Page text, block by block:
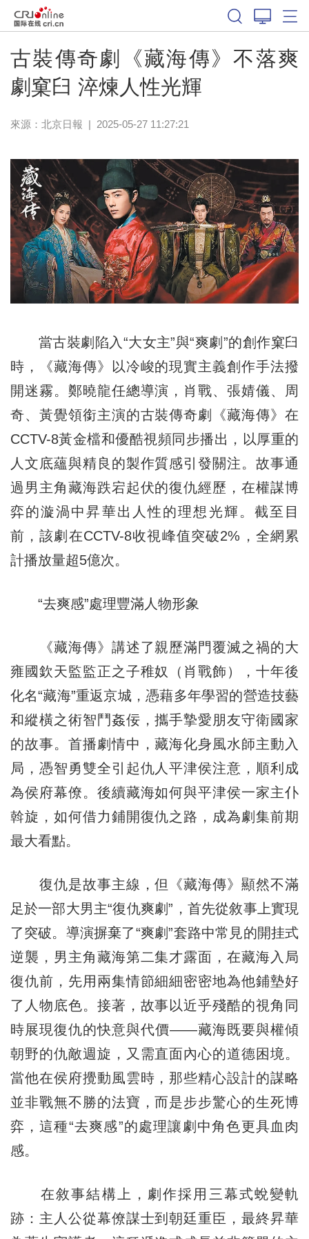
古裝傳奇劇《藏海傳》不落爽
劇窠臼 淬煉人性光輝
來源： 北京日報 | 2025-05-27 11:27:21
當古裝劇陷入“大女主”與“爽劇”的創作窠臼
時，《藏海傳》以冷峻的現實主義創作手法撥
開迷霧。鄭曉龍任總導演，肖戰、張婧儀、周
奇、黃覺領銜主演的古裝傳奇劇《藏海傳》在
CCTV-8黃金檔和優酷視頻同步播出，以厚重的
人文底蘊與精良的製作質感引發關注。故事通
過男主角藏海跌宕起伏的復仇經歷，在權謀博
弈的漩渦中昇華出人性的理想光輝。截至目
前，該劇在CCTV-8收視峰值突破2%，全網累
計播放量超5億次。
“去爽感”處理豐滿人物形象
《藏海傳》講述了親歷滿門覆滅之禍的大
雍國欽天監監正之子稚奴（肖戰飾），十年後
化名“藏海”重返京城，憑藉多年學習的營造技藝
和縱橫之術智鬥姦佞，攜手摯愛朋友守衛國家
的故事。首播劇情中，藏海化身風水師主動入
局，憑智勇雙全引起仇人平津侯注意，順利成
為侯府幕僚。後續藏海如何與平津侯一家主仆
斡旋，如何借力鋪開復仇之路，成為劇集前期
最大看點。
復仇是故事主線，但《藏海傳》顯然不滿
足於一部大男主“復仇爽劇”，首先從敘事上實現
了突破。導演摒棄了“爽劇”套路中常見的開挂式
逆襲，男主角藏海第二集才露面，在藏海入局
復仇前，先用兩集情節細細密密地為他鋪墊好
了人物底色。接著，故事以近乎殘酷的視角同
時展現復仇的快意與代價——藏海既要與權傾
朝野的仇敵週旋，又需直面內心的道德困境。
當他在侯府攪動風雲時，那些精心設計的謀略
並非戰無不勝的法寶，而是步步驚心的生死博
弈，這種“去爽感”的處理讓劇中角色更具血肉
感。
在敘事結構上，劇作採用三幕式蛻變軌
跡：主人公從幕僚謀士到朝廷重臣，最終昇華